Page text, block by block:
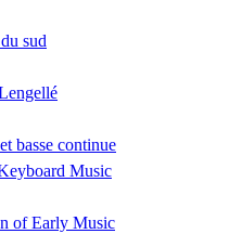
sud
basse continue
Music
of Early Music